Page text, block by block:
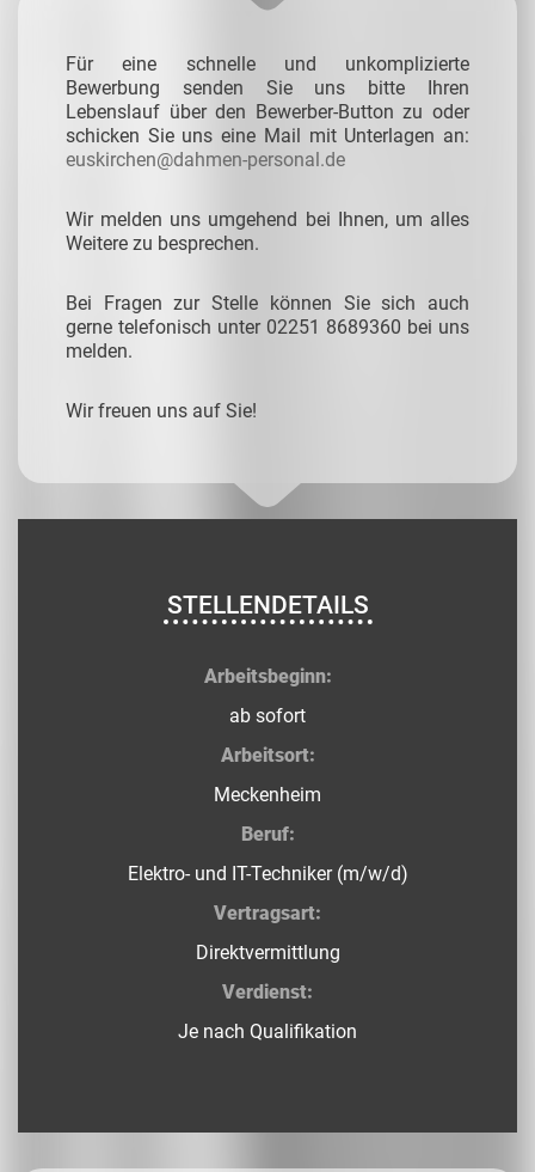
Für eine schnelle und unkomplizierte
Bewerbung senden Sie uns bitte Ihren
Lebenslauf über den Bewerber-Button zu oder
schicken Sie uns eine Mail mit Unterlagen an:
euskirchen@dahmen-personal.de
Wir melden uns umgehend bei Ihnen, um alles
Weitere zu besprechen.
Bei Fragen zur Stelle können Sie sich auch
gerne telefonisch unter 02251 8689360 bei uns
melden.
Wir freuen uns auf Sie!
STELLENDETAILS
Arbeitsbeginn:
ab sofort
Arbeitsort:
Meckenheim
Beruf:
Elektro- und IT-Techniker (m/w/d)
Vertragsart:
Direktvermittlung
Verdienst:
Je nach Qualifikation